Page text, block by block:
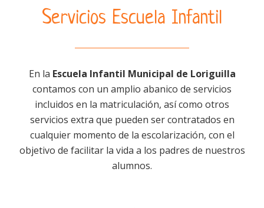
Servicios Escuela Infantil
En la Escuela Infantil Municipal de Loriguilla
contamos con un amplio abanico de servicios
incluidos en la matriculación, así como otros
servicios extra que pueden ser contratados en
cualquier momento de la escolarización, con el
objetivo de facilitar la vida a los padres de nuestros
alumnos.